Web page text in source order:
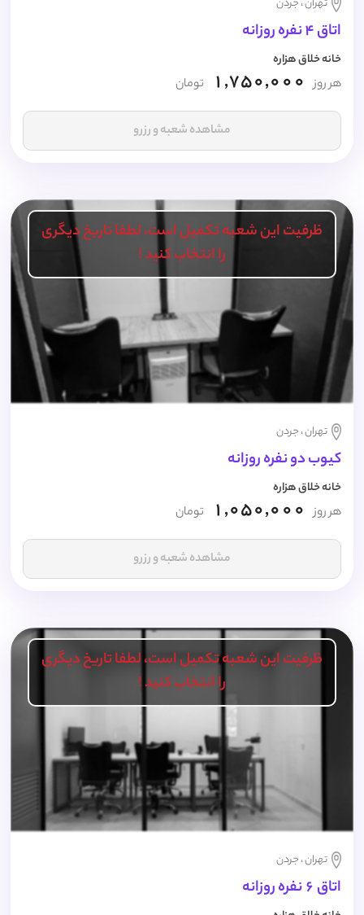
تهران ، جردن
اتاق 4 نفره روزانه
خانه خلاق هزاره
هر روز 1,750,000 تومان
مشاهده شعبه و رزرو
ظرفیت این شعبه تکمیل است، لطفا تاریخ دیگری
را انتخاب کنید !
تهران ، جردن
کیوب دو نفره روزانه
خانه خلاق هزاره
هر روز 1,050,000 تومان
مشاهده شعبه و رزرو
ظرفیت این شعبه تکمیل است، لطفا تاریخ دیگری
را انتخاب کنید !
تهران ، جردن
اتاق 6 نفره روزانه